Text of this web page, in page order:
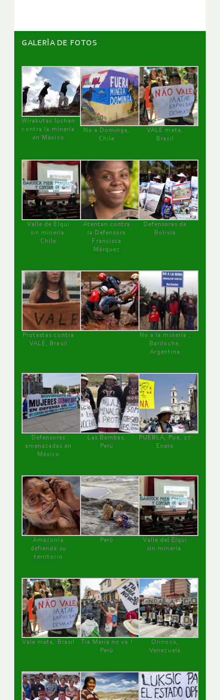
GALERÌA DE FOTOS
Wirakutas luchan
contra la minería
en México
No a Dominga,
Chile
VALE mata,
Brasil
Valle de Elqui
sin minería.
Chile
Atentan contra
la Defensora
Francisca
Márquez
Defensoras de
Bolivia
Protestas contra
VALE, Brasil
No a la minería ,
Bariloche,
Argentina
Defensoras
amenazadas en
México
Las Bambas,
Perú
PUEBLA, Pue, 27
Enero
Amazonía
defiende su
territorio
Perú
Valle del Elqui
sin minería.
Vale mata, Brasil
Tía María no va !
Perú
Orinoco,
Venezuela